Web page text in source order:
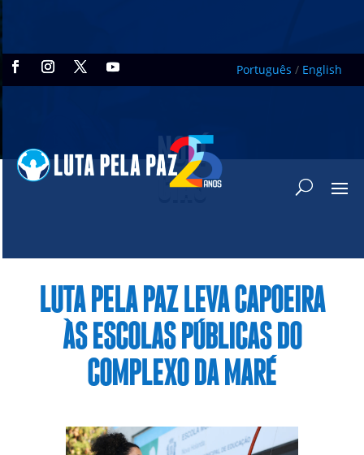
Português / English
NOTÍ
CIAS
LUTA PELA PAZ LEVA CAPOEIRA
ÀS ESCOLAS PÚBLICAS DO
COMPLEXO DA MARÉ